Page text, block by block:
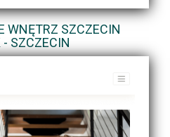
WNĘTRZ SZCZECIN
- SZCZECIN